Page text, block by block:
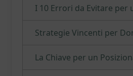
I 10 Errori da Evitare per
Strategie Vincenti per
La Chiave per un